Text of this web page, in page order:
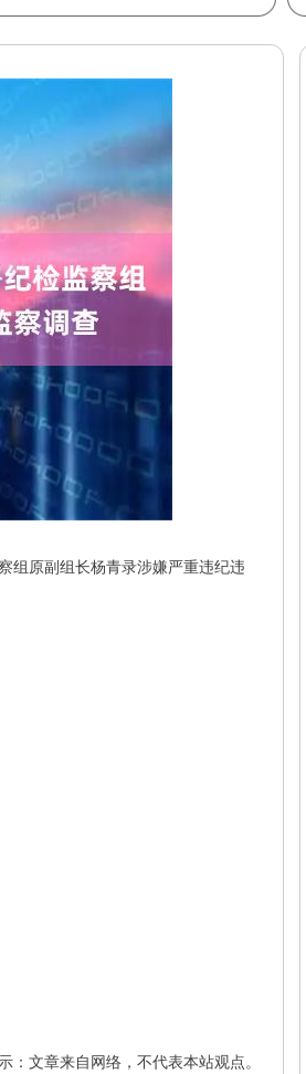
原副组长杨青录涉嫌严重违纪违
：文章来自网络，不代表本站观点。